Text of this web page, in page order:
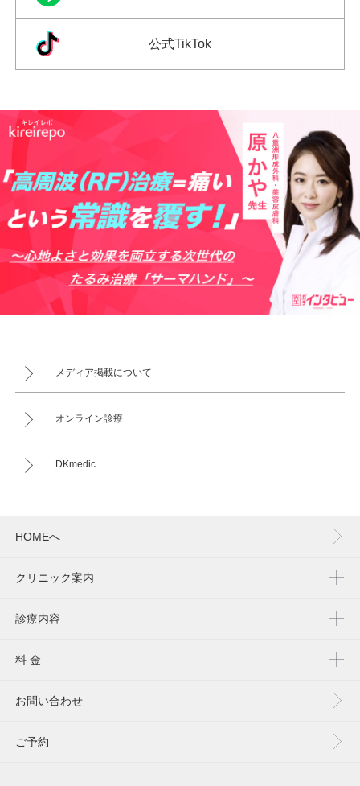
公式TikTok
メディア掲載について
オンライン診療
DKmedic
HOMEへ
クリニック案内
診療内容
料 金
お問い合わせ
ご予約